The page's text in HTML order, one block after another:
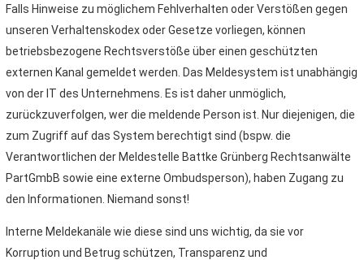
Falls Hinweise zu möglichem Fehlverhalten oder Verstößen gegen
unseren Verhaltenskodex oder Gesetze vorliegen, können
betriebsbezogene Rechtsverstöße über einen geschützten
externen Kanal gemeldet werden. Das Meldesystem ist unabhängig
von der IT des Unternehmens. Es ist daher unmöglich,
zurückzuverfolgen, wer die meldende Person ist. Nur diejenigen, die
zum Zugriff auf das System berechtigt sind (bspw. die
Verantwortlichen der Meldestelle Battke Grünberg Rechtsanwälte
PartGmbB sowie eine externe Ombudsperson), haben Zugang zu
den Informationen. Niemand sonst!
Interne Meldekanäle wie diese sind uns wichtig, da sie vor
Korruption und Betrug schützen, Transparenz und